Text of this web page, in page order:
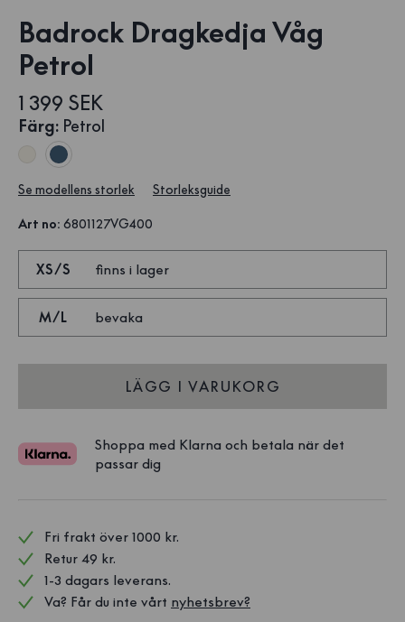
Badrock Dragkedja Våg
Petrol
1 399 SEK
Färg: Petrol
Se modellens storlek Storleksguide
Art no: 6801127VG400
XS/S finns i lager
M/L bevaka
LÄGG I VARUKORG
Shoppa med Klarna och betala när det
passar dig
Fri frakt över 1000 kr.
Retur 49 kr.
1-3 dagars leverans.
Va? Får du inte vårt nyhetsbrev?